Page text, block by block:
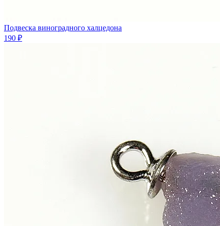
Подвеска виноградного халцедона
190 ₽